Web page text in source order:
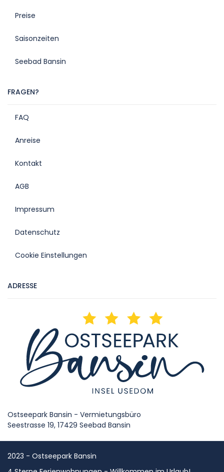
Preise
Saisonzeiten
Seebad Bansin
FRAGEN?
FAQ
Anreise
Kontakt
AGB
Impressum
Datenschutz
Cookie Einstellungen
ADRESSE
Ostseepark Bansin - Vermietungsbüro
Seestrasse 19, 17429 Seebad Bansin
2023 - Ostseepark Bansin